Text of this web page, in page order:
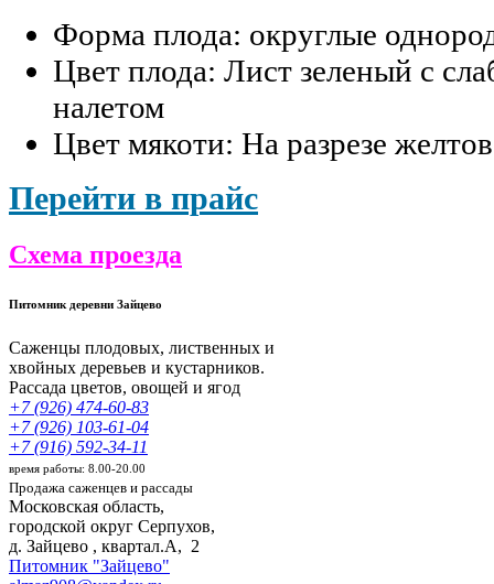
Форма плода: округлые
Цвет плода: Лист зеленый с
налетом
Цвет мякоти: На разрезе
Перейти в прайс
Схема проезда
Питомник деревни Зайцево
Саженцы плодовых, лиственных и
хвойных деревьев и кустарников.
Рассада цветов, овощей и ягод
+7 (926) 474-60-83
+7 (926) 103-61-04
+7 (916) 592-34-11
время работы: 8.00-20.00
Продажа саженцев и рассады
Московская область,
городской округ Серпухов,
д. Зайцево , квартал.А, 2
Питомник "Зайцево"